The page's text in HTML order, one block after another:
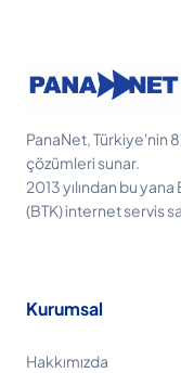
PanaNet, Türkiye'nin
çözümleri sunar.
2013 yılından bu
(BTK) internet servis
Kurumsal
Hakkımızda